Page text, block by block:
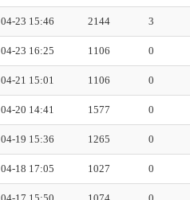
04-23 15:46 2144 3
04-23 16:25 1106 0
04-21 15:01 1106 0
04-20 14:41 1577 0
04-19 15:36 1265 0
04-18 17:05 1027 0